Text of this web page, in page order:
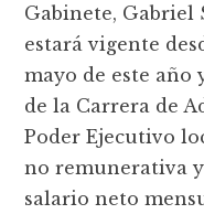
Gabinete, Gabriel
estará vigente
mayo de este año
de la Carrera de
Poder Ejecutivo
no remunerativa y
salario neto